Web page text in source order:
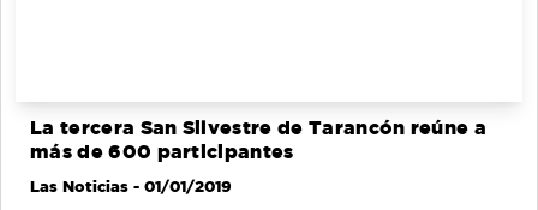
La tercera San Silvestre de Tarancón reúne a
más de 600 participantes
Las Noticias - 01/01/2019